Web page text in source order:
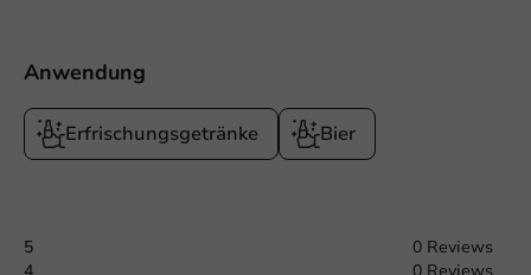
Anwendung
Erfrischungsgetränke Bier
5
0 Reviews